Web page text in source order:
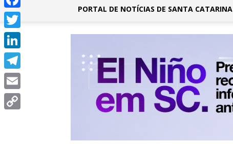
PORTAL DE NOTÍCIAS DE SANTA CATARINA
Facebook
Twitter
LinkedIn
Telegram
Email